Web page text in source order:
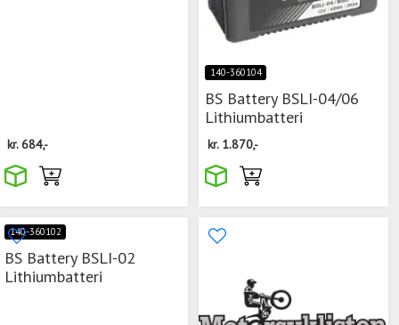
kr.684,-
140-360104
BS Battery BSLI-04/06
Lithiumbatteri
kr. 1.870,-
140-360102
BS Battery BSLI-02
Lithiumbatteri